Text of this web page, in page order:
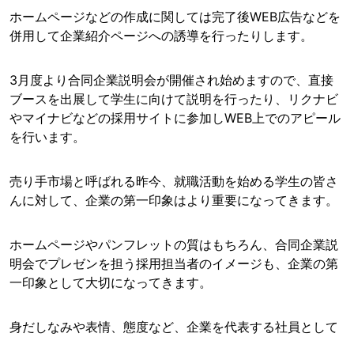
ホームページなどの作成に関しては完了後WEB広告などを
併用して企業紹介ページへの誘導を行ったりします。
3月度より合同企業説明会が開催され始めますので、直接
ブースを出展して学生に向けて説明を行ったり、リクナビ
やマイナビなどの採用サイトに参加しWEB上でのアピール
を行います。
売り手市場と呼ばれる昨今、就職活動を始める学生の皆さ
んに対して、企業の第一印象はより重要になってきます。
ホームページやパンフレットの質はもちろん、合同企業説
明会でプレゼンを担う採用担当者のイメージも、企業の第
一印象として大切になってきます。
身だしなみや表情、態度など、企業を代表する社員として